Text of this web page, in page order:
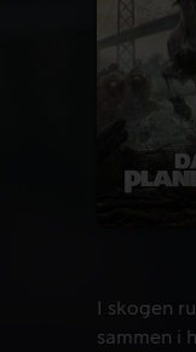
I skogen
I skogen
sammen i